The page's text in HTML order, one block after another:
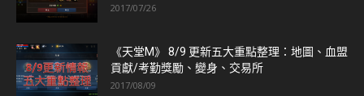
2017/07/26
《天堂M》 8/9 更新五大重點整理：地圖、血盟
貢獻/考勤獎勵、變身、交易所
2017/08/09